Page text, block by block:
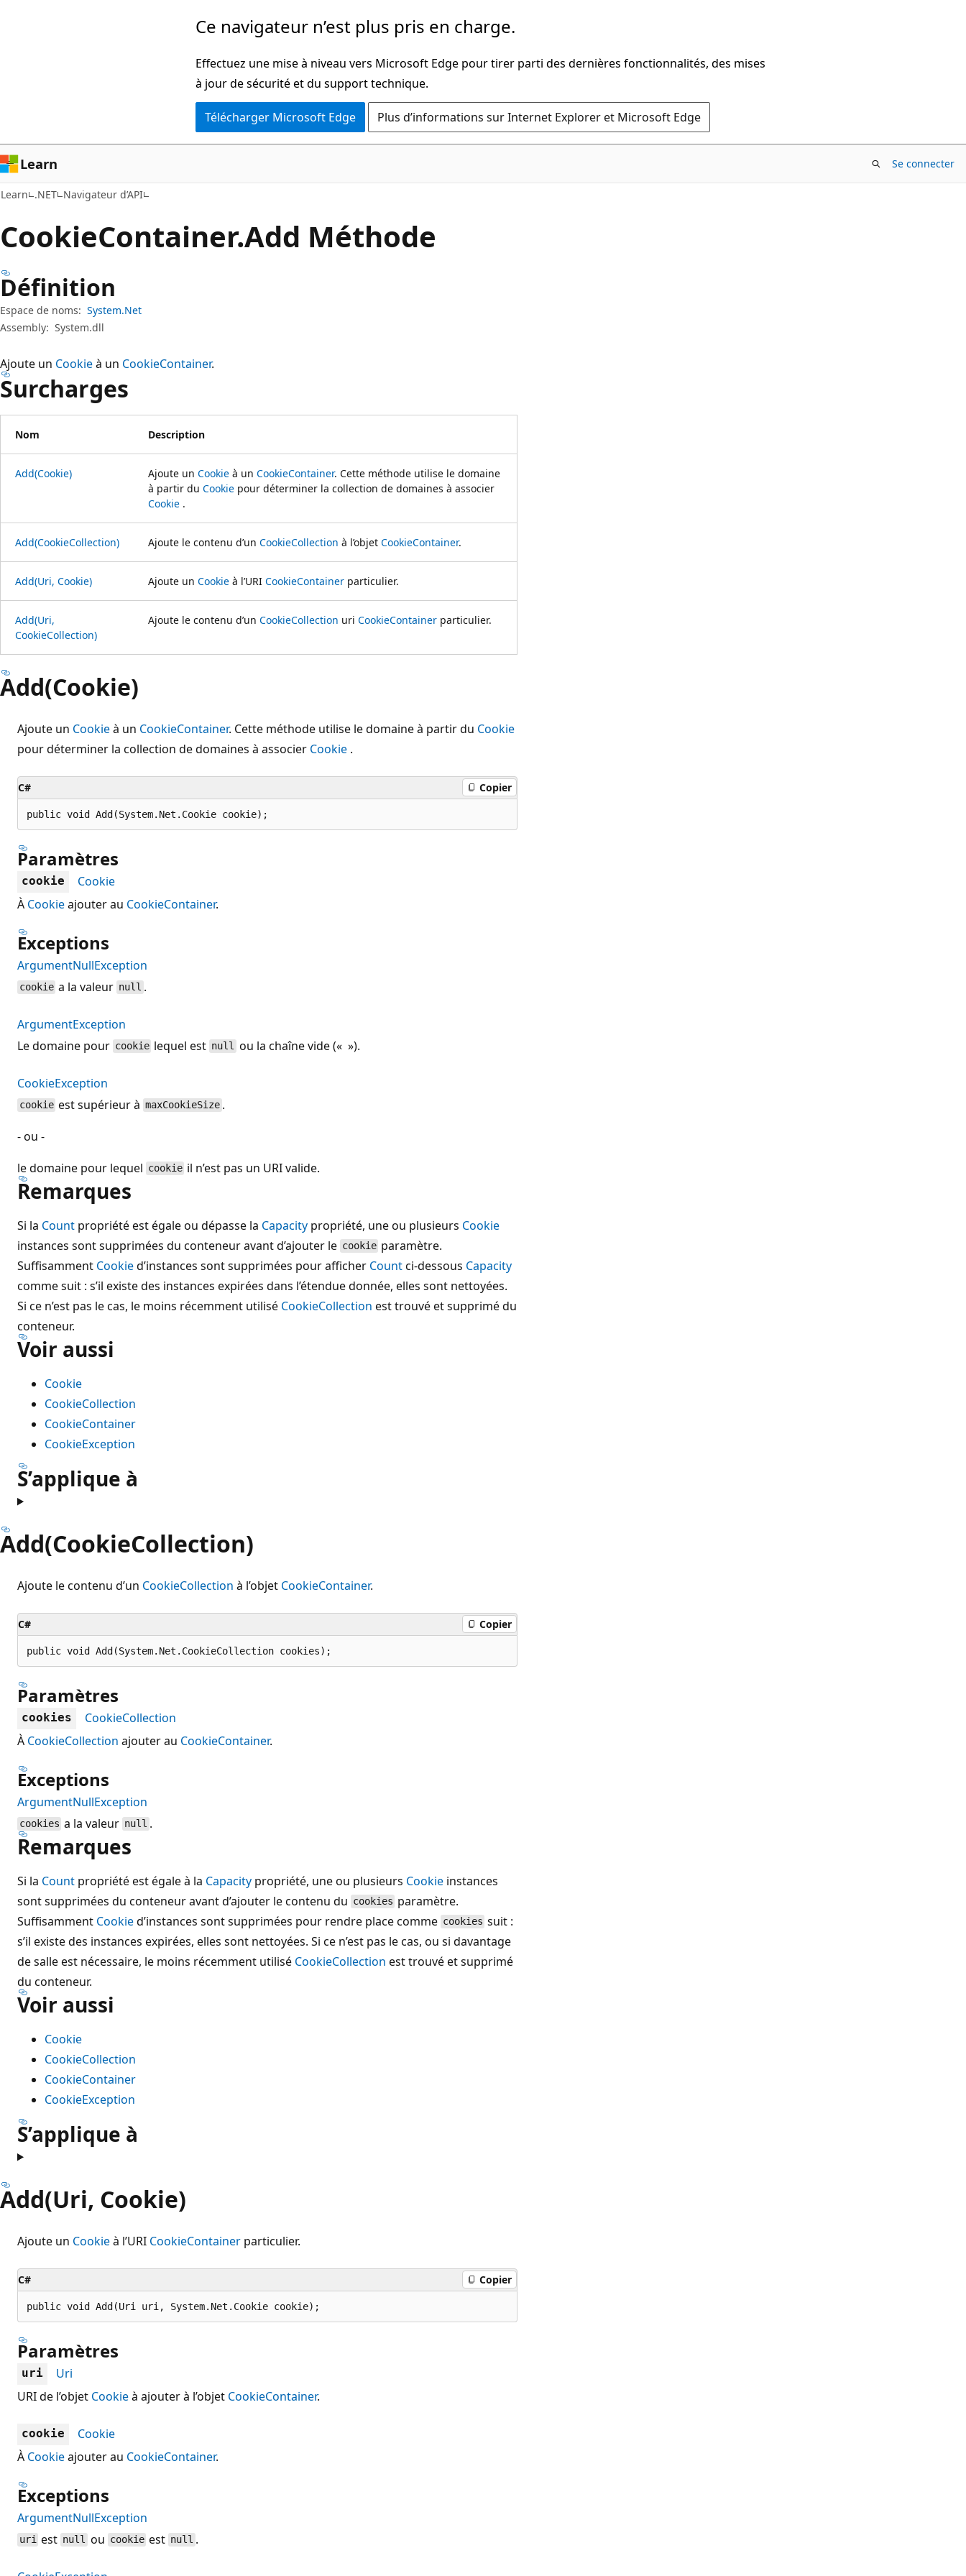
page
Ce navigateur n’est plus pris en charge.
Effectuez une mise à niveau vers Microsoft Edge pour tirer parti des dernières fonctionnalités, des mises
à jour de sécurité et du support technique.
Télécharger Microsoft Edge Plus d’informations sur Internet Explorer et Microsoft Edge
Learn Se connecter
Learn .NET Navigateur d’API
CookieContainer.Add Méthode
Définition
Espace de noms: System.Net
Assembly: System.dll
Ajoute un Cookieà un CookieContainer.
Surcharges
Nom Description
Add(Cookie) Ajoute un Cookie à un CookieContainer. Cette méthode utilise le domaine
à partir du Cookie pour déterminer la collection de domaines à associer
Cookie .
Add(CookieCollection) Ajoute le contenu d’un CookieCollection à l’objet CookieContainer.
Add(Uri, Cookie) Ajoute un Cookie à l’URI CookieContainer particulier.
Add(Uri,
CookieCollection)
Ajoute le contenu d’un CookieCollection uri CookieContainer particulier.
Add(Cookie)
Ajoute un Cookieà un CookieContainer. Cette méthode utilise le domaine à partir du Cookie
pour déterminer la collection de domaines à associer Cookie .
C# Copier
public void Add(System.Net.Cookie cookie);
Paramètres
cookie
Cookie
À Cookieajouter au CookieContainer.
Exceptions
ArgumentNullException
cookie a la valeur null .
ArgumentException
Le domaine pour cookie lequel est null ou la chaîne vide (« »).
CookieException
cookie est supérieur à maxCookieSize .
- ou -
le domaine pour lequel cookie il n’est pas un URI valide.
Remarques
Si la Count propriété est égale ou dépasse la Capacity propriété, une ou plusieurs Cookie
instances sont supprimées du conteneur avant d’ajouter le cookie paramètre.
Suffisamment Cookied’instances sont supprimées pour afficher Countci-dessous Capacity
comme suit : s’il existe des instances expirées dans l’étendue donnée, elles sont nettoyées.
Si ce n’est pas le cas, le moins récemment utilisé CookieCollection est trouvé et supprimé du
conteneur.
Voir aussi
Cookie
CookieCollection
CookieContainer
CookieException
S’applique à
Add(CookieCollection)
Ajoute le contenu d’un CookieCollection à l’objet CookieContainer.
C# Copier
public void Add(System.Net.CookieCollection cookies);
Paramètres
cookies
CookieCollection
À CookieCollection ajouter au CookieContainer.
Exceptions
ArgumentNullException
cookies a la valeur null .
Remarques
Si la Count propriété est égale à la Capacity propriété, une ou plusieurs Cookie instances
sont supprimées du conteneur avant d’ajouter le contenu du cookies paramètre.
Suffisamment Cookied’instances sont supprimées pour rendre place comme cookies suit :
s’il existe des instances expirées, elles sont nettoyées. Si ce n’est pas le cas, ou si davantage
de salle est nécessaire, le moins récemment utilisé CookieCollection est trouvé et supprimé
du conteneur.
Voir aussi
Cookie
CookieCollection
CookieContainer
CookieException
S’applique à
Add(Uri, Cookie)
Ajoute un Cookieà l’URI CookieContainer particulier.
C# Copier
public void Add(Uri uri, System.Net.Cookie cookie);
Paramètres
uri
Uri
URI de l’objet Cookieà ajouter à l’objet CookieContainer.
cookie
Cookie
À Cookieajouter au CookieContainer.
Exceptions
ArgumentNullException
uri est null ou cookie est null .